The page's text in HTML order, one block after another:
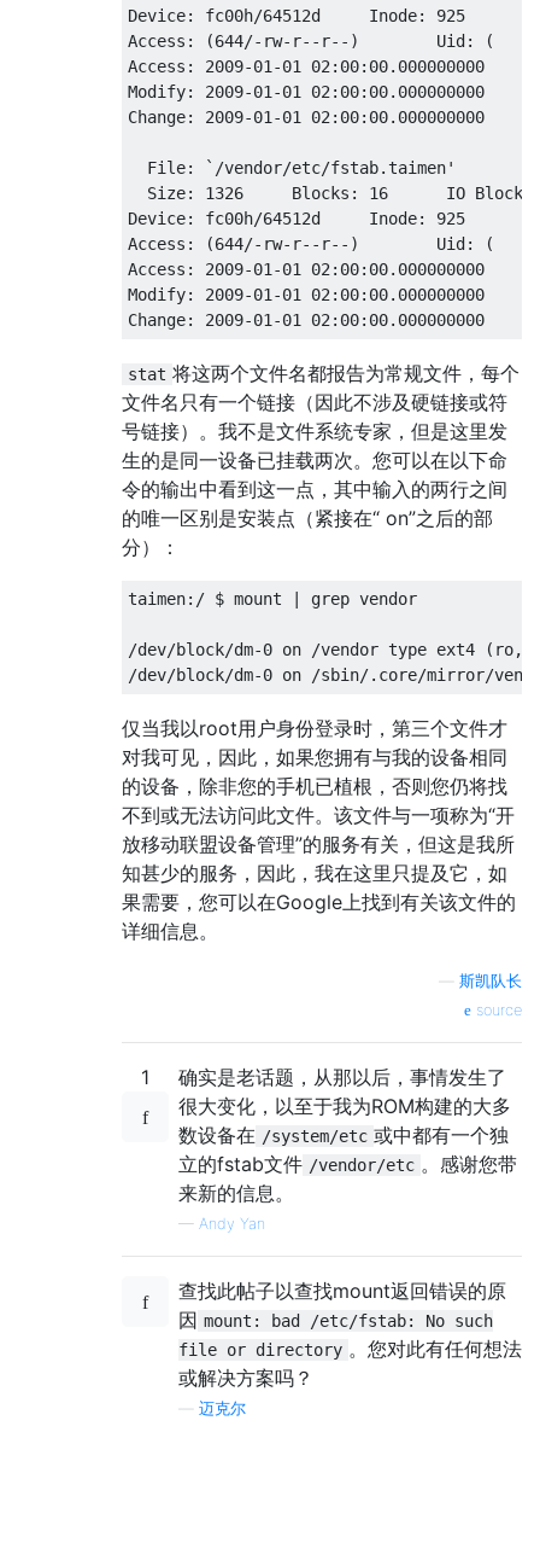
Device: fc00h/64512d     Inode: 925
Access: (644/-rw-r--r--)        Uid: (
Access: 2009-01-01 02:00:00.000000000
Modify: 2009-01-01 02:00:00.000000000
Change: 2009-01-01 02:00:00.000000000
  File: `/vendor/etc/fstab.taimen'
Size: 1326     Blocks: 16      IO
Device: fc00h/64512d     Inode: 925
Access: (644/-rw-r--r--)        Uid: (
Access: 2009-01-01 02:00:00.000000000
Modify: 2009-01-01 02:00:00.000000000
stat 将这两个文件名都报告为常规文件，每个
文件名只有一个链接（因此不涉及硬链接或符
号链接）。我不是文件系统专家，但是这里发
生的是同一设备已挂载两次。您可以在以下命
令的输出中看到这一点，其中输入的两行之间
的唯一区别是安装点（紧接在“ on”之后的部
分）：
taimen:/ $ mount | grep vendor
/dev/block/dm-0 on /vendor type ext4
仅当我以root用户身份登录时，第三个文件才
对我可见，因此，如果您拥有与我的设备相同
的设备，除非您的手机已植根，否则您仍将找
不到或无法访问此文件。该文件与一项称为“开
放移动联盟设备管理”的服务有关，但这是我所
知甚少的服务，因此，我在这里只提及它，如
果需要，您可以在Google上找到有关该文件的
详细信息。
斯凯队长
source
1
确实是老话题，从那以后，事情发生了
很大变化，以至于我为ROM构建的大多
数设备在 /system/etc 或中都有一个独
立的fstab文件 /vendor/etc 。感谢您带
来新的信息。
— Andy Yan
查找此帖子以查找mount返回错误的原
因 mount: bad /etc/fstab: No such
file or directory 。您对此有任何想法
或解决方案吗？
迈克尔